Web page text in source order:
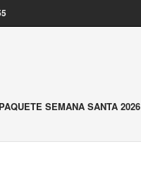
PAQUETE SEMANA SANTA 2026